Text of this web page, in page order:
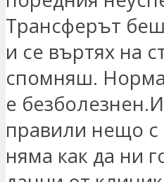
Трансферът
и се въртях на
спомняш.
е
правили нещо
няма как да ни